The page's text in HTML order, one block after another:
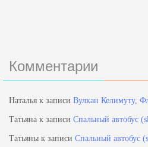
Комментарии
Наталья к записи Вулкан Келимуту,
Татьяна к записи Спальный автобус
Татьяны к записи Спальный автобус